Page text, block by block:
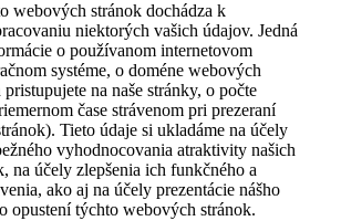
webových stránok dochádza k
niektorých vašich údajov. Jedná
o používanom internetovom
systéme, o doméne webových
na naše stránky, o počte
čase strávenom pri prezeraní
Tieto údaje si ukladáme na účely
vyhodnocovania atraktivity našich
na účely zlepšenia ich funkčného a
ako aj na účely prezentácie nášho
opustení týchto webových stránok.